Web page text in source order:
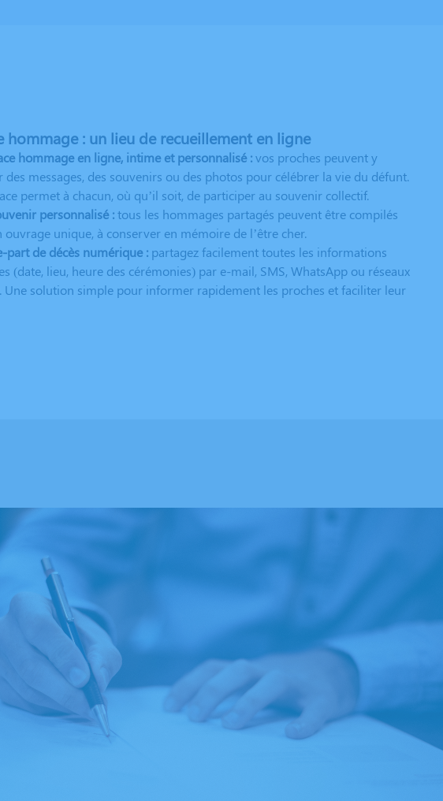
hommage : un lieu de recueillement en ligne
hommage en ligne, intime et personnalisé :vos proches peuvent y
des messages, des souvenirs ou des photos pour célébrer la vie du défunt.
permet à chacun, où qu’il soit, de participer au souvenir collectif.
personnalisé :tous les hommages partagés peuvent être compilés
ouvrage unique, à conserver en mémoire de l’être cher.
part de décès numérique : partagez facilement toutes les informations
(date, lieu, heure des cérémonies) par e-mail, SMS, WhatsApp ou réseaux
Une solution simple pour informer rapidement les proches et faciliter leur